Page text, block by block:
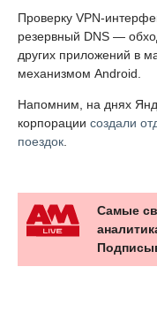
Проверку VPN-
резервный DNS —
других приложений в
механизмом Android.
Напомним, на днях
корпорации создали
поездок
Самые